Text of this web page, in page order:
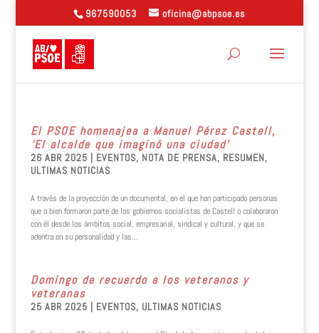
967590053 oficina@abpsoe.es
El PSOE homenajea a Manuel Pérez Castell,
‘El alcalde que imaginó una ciudad’
26 ABR 2025 | EVENTOS, NOTA DE PRENSA, RESUMEN,
ULTIMAS NOTICIAS
A través de la proyección de un documental, en el que han participado personas
que o bien formaron parte de los gobiernos socialistas de Castell o colaboraron
con él desde los ámbitos social, empresarial, sindical y cultural, y que se
adentra en su personalidad y las...
Domingo de recuerdo a los veteranos y
veteranas
25 ABR 2025 | EVENTOS, ULTIMAS NOTICIAS